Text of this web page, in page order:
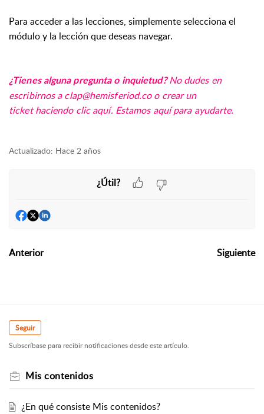
Para acceder a las lecciones, simplemente selecciona el
módulo y la lección que deseas navegar.
¿Tienes alguna pregunta o inquietud?No dudes en
escribirnos aclap@hemisferiod.coo crear un
tickethaciendo clic aquí. Estamos aquí para ayudarte.
Actualizado: Hace 2 años
¿Útil?
Anterior Siguiente
Seguir
Subscríbase para recibir notificaciones desde este artículo.
Mis contenidos
¿En qué consiste Mis contenidos?